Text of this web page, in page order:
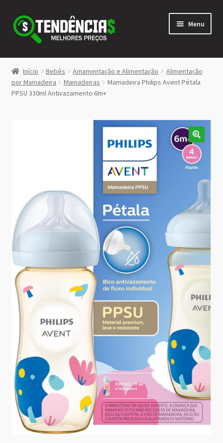
Pular
para
navegação
Pular
para
conteúdo
Menu
LOJA
<>
Início Bebês Amamentação e Alimentação
Alimentação
por Mamadeira
Mamadeiras
Mamadeira Philips Avent Pétala
PPSU 330ml Antivazamento 6m+